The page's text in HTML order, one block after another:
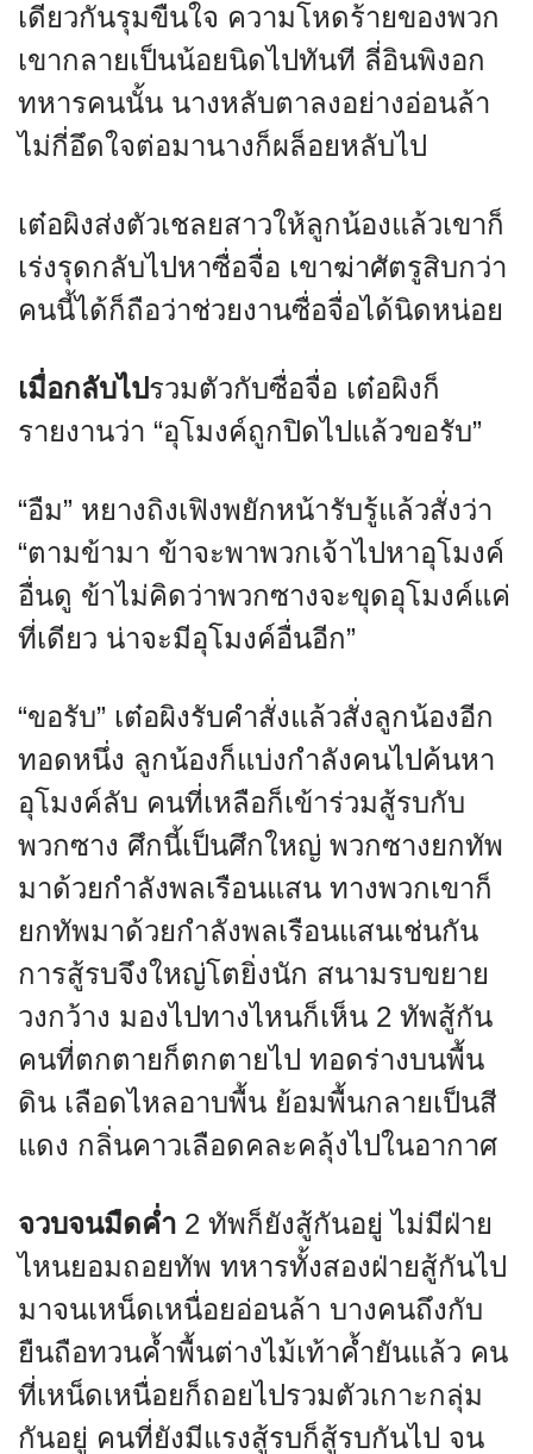
เดียวกันรุมขืนใจ ความโหดร้ายของพวก
เขากลายเป็นน้อยนิดไปทันที ลี่อินพิงอก
ทหารคนนั้น นางหลับตาลงอย่างอ่อนล้า
ไม่กี่อึดใจต่อมานางก็ผล็อยหลับไป
เต๋อผิงส่งตัวเชลยสาวให้ลูกน้องแล้วเขาก็
เร่งรุดกลับไปหาซื่อจื่อ เขาฆ่าศัตรูสิบกว่า
คนนี้ได้ก็ถือว่าช่วยงานซื่อจื่อได้นิดหน่อย
เมื่อกลับไปรวมตัวกับซื่อจื่อ เต๋อผิงก็
รายงานว่า “อุโมงค์ถูกปิดไปแล้วขอรับ”
“อืม” หยางถิงเฟิงพยักหน้ารับรู้แล้วสั่งว่า
“ตามข้ามา ข้าจะพาพวกเจ้าไปหาอุโมงค์
อื่นดู ข้าไม่คิดว่าพวกซางจะขุดอุโมงค์แค่
ที่เดียว น่าจะมีอุโมงค์อื่นอีก”
“ขอรับ” เต๋อผิงรับคำสั่งแล้วสั่งลูกน้องอีก
ทอดหนึ่ง ลูกน้องก็แบ่งกำลังคนไปค้นหา
อุโมงค์ลับ คนที่เหลือก็เข้าร่วมสู้รบกับ
พวกซาง ศึกนี้เป็นศึกใหญ่ พวกซางยกทัพ
มาด้วยกำลังพลเรือนแสน ทางพวกเขาก็
ยกทัพมาด้วยกำลังพลเรือนแสนเช่นกัน
การสู้รบจึงใหญ่โตยิ่งนัก สนามรบขยาย
วงกว้าง มองไปทางไหนก็เห็น 2 ทัพสู้กัน
คนที่ตกตายก็ตกตายไป ทอดร่างบนพื้น
ดิน เลือดไหลอาบพื้น ย้อมพื้นกลายเป็นสี
แดง กลิ่นคาวเลือดคละคลุ้งไปในอากาศ
จวบจนมืดค่ำ 2 ทัพก็ยังสู้กันอยู่ ไม่มีฝ่าย
ไหนยอมถอยทัพ ทหารทั้งสองฝ่ายสู้กันไป
มาจนเหน็ดเหนื่อยอ่อนล้า บางคนถึงกับ
ยืนถือทวนค้ำพื้นต่างไม้เท้าค้ำยันแล้ว คน
ที่เหน็ดเหนื่อยก็ถอยไปรวมตัวเกาะกลุ่ม
กันอยู่ คนที่ยังมีแรงสู้รบก็สู้รบกันไป จน